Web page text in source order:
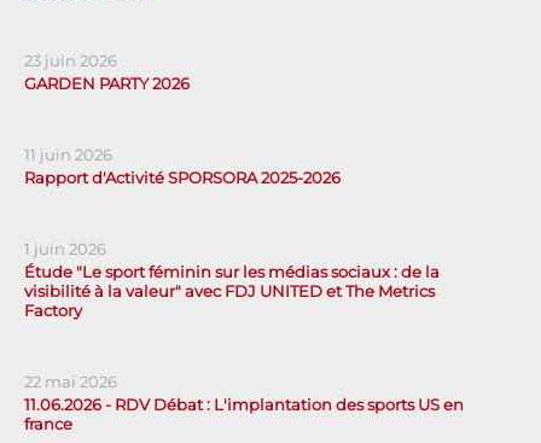
23 juin 2026
GARDEN PARTY 2026
11 juin 2026
Rapport d'Activité SPORSORA 2025-2026
1 juin 2026
Étude "Le sport féminin sur les médias sociaux : de la
visibilité à la valeur" avec FDJ UNITED et The Metrics
Factory
22 mai 2026
11.06.2026 - RDV Débat : L'implantation des sports US en
france